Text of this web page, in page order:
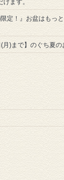
けます。
限定！』お盆はもっ
(月)まで】のぐち夏